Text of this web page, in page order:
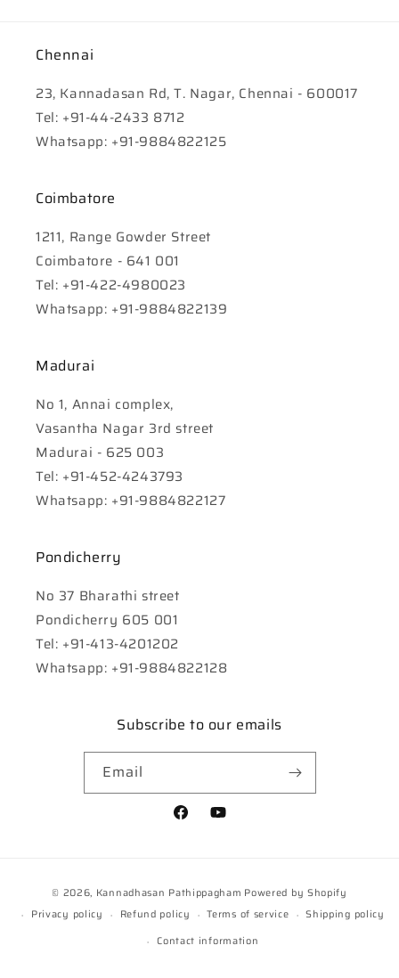
Chennai
23, Kannadasan Rd, T. Nagar, Chennai - 600017
Tel: +91-44-2433 8712
Whatsapp: +91-9884822125
Coimbatore
1211, Range Gowder Street
Coimbatore - 641 001
Tel: +91-422-4980023
Whatsapp: +91-9884822139
Madurai
No 1, Annai complex,
Vasantha Nagar 3rd street
Madurai - 625 003
Tel: +91-452-4243793
Whatsapp: +91-9884822127
Pondicherry
No 37 Bharathi street
Pondicherry 605 001
Tel: +91-413-4201202
Whatsapp: +91-9884822128
Subscribe to our emails
Email
FacebookYouTube
Payment
methods
© 2026, Kannadhasan Pathippagham Powered by Shopify
Privacy policy
Refund policy Terms of service
Shipping policy
Contact information